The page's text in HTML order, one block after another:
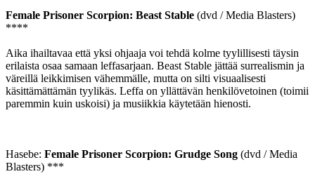
Female Prisoner Scorpion: Beast Stable (dvd / Media Blasters)
****
Aika ihailtavaa että yksi ohjaaja voi tehdä kolme tyylillisesti täysin
erilaista osaa samaan leffasarjaan. Beast Stable jättää surrealismin ja
väreillä leikkimisen vähemmälle, mutta on silti visuaalisesti
käsittämättämän tyylikäs. Leffa on yllättävän henkilövetoinen (toimii
paremmin kuin uskoisi) ja musiikkia käytetään hienosti.
Hasebe: Female Prisoner Scorpion: Grudge Song (dvd / Media
Blasters) ***